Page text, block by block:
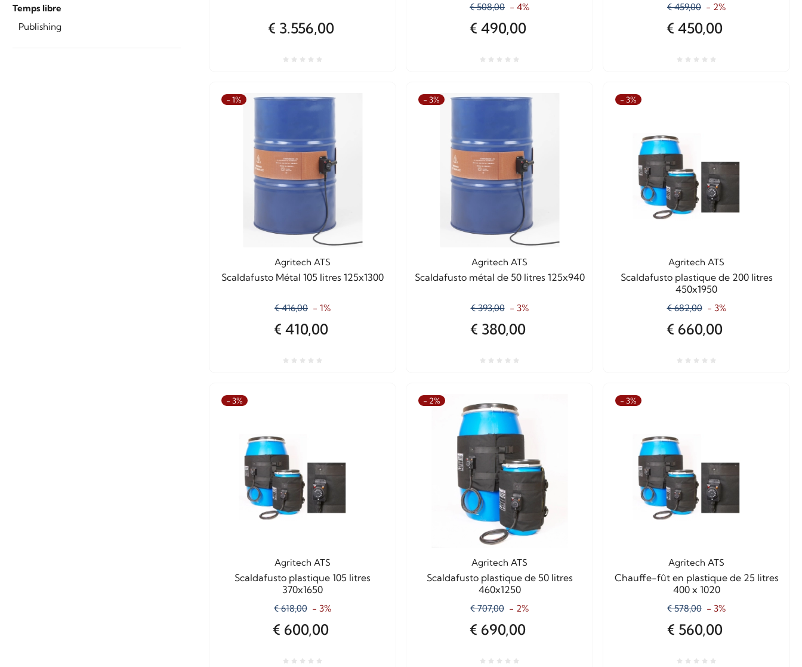
Temps libre
Publishing
€ 3.556,00
€ 508,00 - 4%
€ 490,00
€ 459,00 - 2%
€ 450,00
- 1%
Agritech ATS
Scaldafusto Métal 105 litres 125x1300
€ 416,00 - 1%
€ 410,00
- 3%
Agritech ATS
Scaldafusto métal de 50 litres 125x940
€ 393,00 - 3%
€ 380,00
- 3%
Agritech ATS
Scaldafusto plastique de 200 litres
450x1950
€ 682,00 - 3%
€ 660,00
- 3%
Agritech ATS
Scaldafusto plastique 105 litres
370x1650
€ 618,00 - 3%
€ 600,00
- 2%
Agritech ATS
Scaldafusto plastique de 50 litres
460x1250
€ 707,00 - 2%
€ 690,00
- 3%
Agritech ATS
Chauffe-fût en plastique de 25 litres
400 x 1020
€ 578,00 - 3%
€ 560,00